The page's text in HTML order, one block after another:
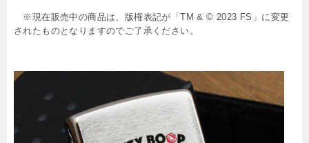
※現在販売中の商品は、版権表記が「TM & © 2023 FS」に変更
されたものとなりますのでご了承ください。